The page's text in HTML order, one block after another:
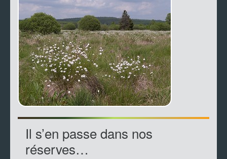
Il s’en passe dans nos
réserves…